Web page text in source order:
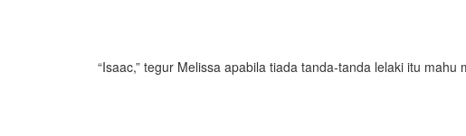
“Isaac,” tegur Melissa apabila tiada tanda-tanda lelaki itu mahu